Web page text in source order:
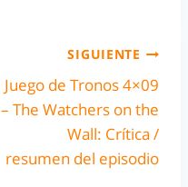
SIGUIENTE
Juego de Tronos 4×09
– The Watchers on the
Wall: Crítica /
resumen del episodio